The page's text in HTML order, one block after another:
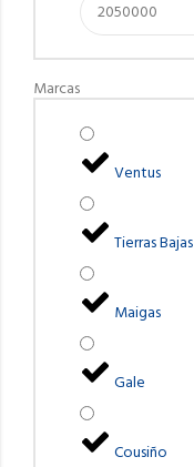
Marcas
Ventus
Tierras Bajas
Maigas
Gale
Cousiño